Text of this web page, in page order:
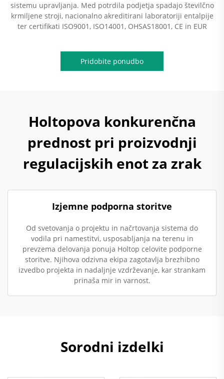
sistemu upravljanja. Med potrdila podjetja spadajo številčno
krmiljene stroji, nacionalno akreditirani laboratoriji entalpije
ter certifikati ISO9001, ISO14001, OHSAS18001, CE in EUR
Pridobite ponudbo
Holtopova konkurenčna
prednost pri proizvodnji
regulacijskih enot za zrak
Izjemne podporna storitve
Od svetovanja o projektu in načrtovanja sistema do
vodila pri namestitvi, usposabljanja na terenu in
prevzema delovanja ponuja Holtop celovite podporne
storitve. Njihova odzivna ekipa zagotavlja brezhibno
izvedbo projekta in nadaljnje vzdrževanje, kar strankam
prinaša mir in varnost.
Sorodni izdelki